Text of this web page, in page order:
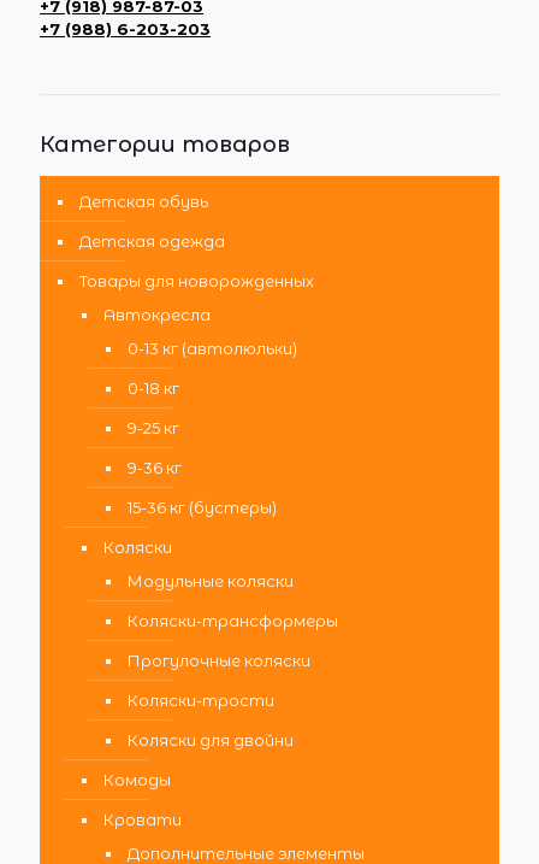
+7 (918) 987-87-03
+7 (988) 6-203-203
Категории товаров
Детская обувь
Детская одежда
Товары для новорожденных
Автокресла
0-13 кг (автолюльки)
0-18 кг
9-25 кг
9-36 кг
15-36 кг (бустеры)
Коляски
Модульные коляски
Коляски-трансформеры
Прогулочные коляски
Коляски-трости
Коляски для двойни
Комоды
Кровати
Дополнительные элементы